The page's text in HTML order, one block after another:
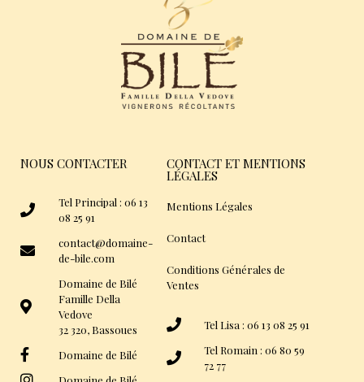
NOUS CONTACTER
Tel Principal : 06 13
08 25 91
contact@domaine-
de-bile.com
Domaine de Bilé
Famille Della
Vedove
32 320, Bassoues
Domaine de Bilé
CONTACT ET MENTIONS
LÉGALES
Mentions Légales
Contact
Conditions Générales de
Ventes
Tel Lisa : 06 13 08 25 91
Tel Romain : 06 80 59
72 77